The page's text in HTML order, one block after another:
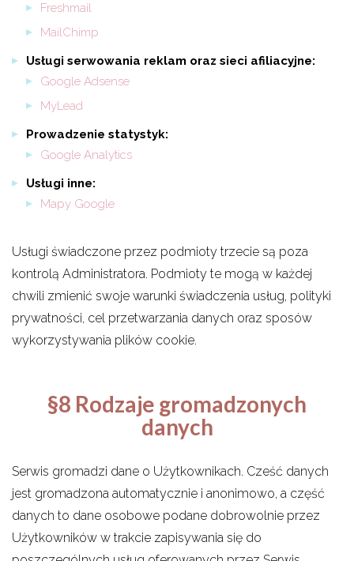
Freshmail
MailChimp
Usługi serwowania reklam oraz sieci afiliacyjne:
Google Adsense
MyLead
Prowadzenie statystyk:
Google Analytics
Usługi inne:
Mapy Google
Usługi świadczone przez podmioty trzecie są poza
kontrolą Administratora. Podmioty te mogą w każdej
chwili zmienić swoje warunki świadczenia usług, polityki
prywatności, cel przetwarzania danych oraz sposów
wykorzystywania plików cookie.
§8 Rodzaje gromadzonych
danych
Serwis gromadzi dane o Użytkownikach. Cześć danych
jest gromadzona automatycznie i anonimowo, a część
danych to dane osobowe podane dobrowolnie przez
Użytkowników w trakcie zapisywania się do